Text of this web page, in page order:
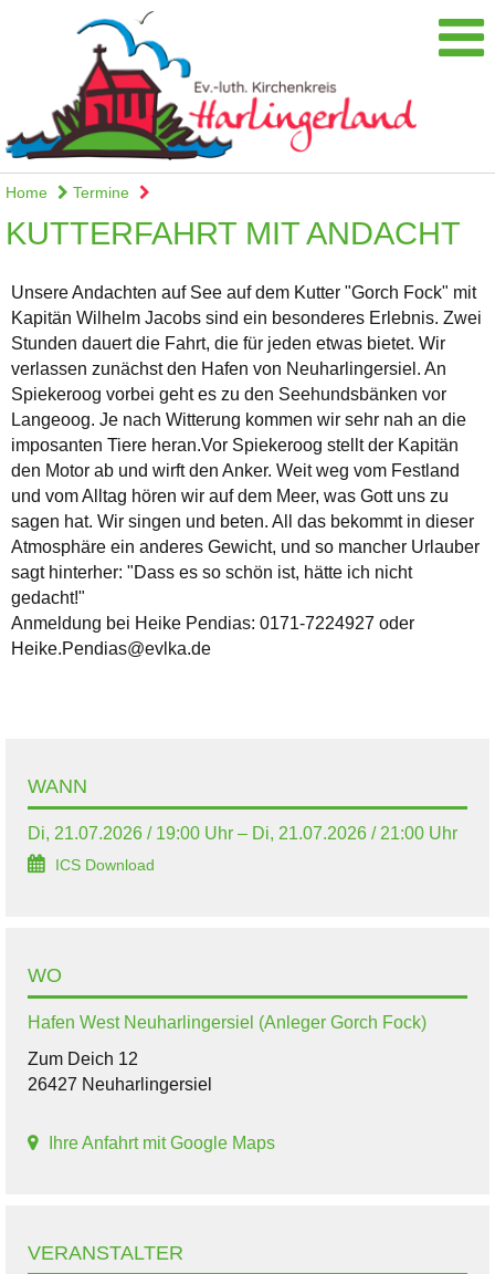
Home Termine
KUTTERFAHRT MIT ANDACHT
Unsere Andachten auf See auf dem Kutter "Gorch Fock" mit
Kapitän Wilhelm Jacobs sind ein besonderes Erlebnis. Zwei
Stunden dauert die Fahrt, die für jeden etwas bietet. Wir
verlassen zunächst den Hafen von Neuharlingersiel. An
Spiekeroog vorbei geht es zu den Seehundsbänken vor
Langeoog. Je nach Witterung kommen wir sehr nah an die
imposanten Tiere heran.Vor Spiekeroog stellt der Kapitän
den Motor ab und wirft den Anker. Weit weg vom Festland
und vom Alltag hören wir auf dem Meer, was Gott uns zu
sagen hat. Wir singen und beten. All das bekommt in dieser
Atmosphäre ein anderes Gewicht, und so mancher Urlauber
sagt hinterher: "Dass es so schön ist, hätte ich nicht
gedacht!"
Anmeldung bei Heike Pendias: 0171-7224927 oder
Heike.Pendias@evlka.de
WANN
Di, 21.07.2026 / 19:00 Uhr – Di, 21.07.2026 / 21:00 Uhr
ICS Download
WO
Hafen West Neuharlingersiel (Anleger Gorch Fock)
Zum Deich 12
26427 Neuharlingersiel
Ihre Anfahrt mit Google Maps
VERANSTALTER